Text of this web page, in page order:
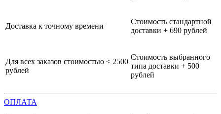
Доставка к точному времени
Стоимость стандартной
доставки + 690 рублей
Для всех заказов стоимостью < 2500
рублей
Стоимость выбранного
типа доставки + 500
рублей
ОПЛАТА